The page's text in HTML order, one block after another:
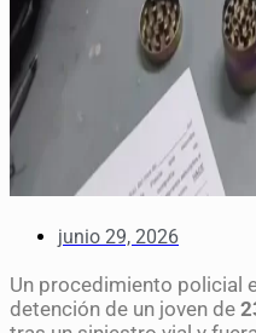
junio 29, 2026
Un procedimiento policial
detención de un joven de